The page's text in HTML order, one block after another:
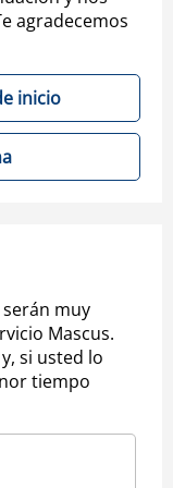
agradecemos
inicio
muy
Mascus.
si usted lo
tiempo